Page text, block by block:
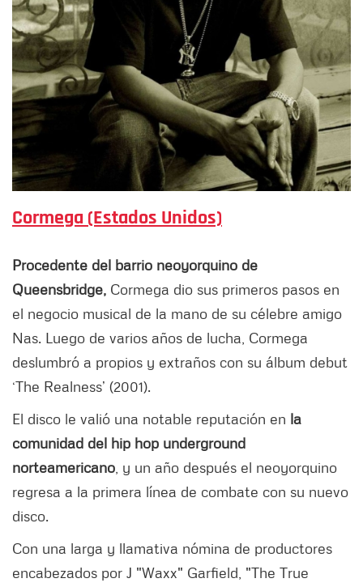
Cormega (Estados Unidos)
Procedente del barrio neoyorquino de
Queensbridge, Cormega dio sus primeros pasos en
el negocio musical de la mano de su célebre amigo
Nas. Luego de varios años de lucha, Cormega
deslumbró a propios y extraños con su álbum debut
‘The Realness’ (2001).
El disco le valió una notable reputación en la
comunidad del hip hop underground
norteamericano , y un año después el neoyorquino
regresa a la primera línea de combate con su nuevo
disco.
Con una larga y llamativa nómina de productores
encabezados por J "Waxx" Garfield, "The True